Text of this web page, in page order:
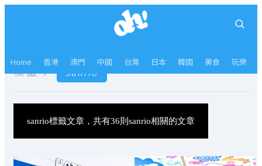
Home 香港 澳門 中國 台灣 日本 韓國 美食 玩樂
標籤： sanrio
sanrio標籤文章，共有36則sanrio相關的文章